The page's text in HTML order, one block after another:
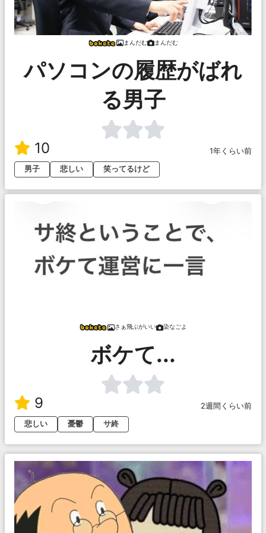
まんだむ まんだむ
パソコンの履歴がばれ
る男子
10
1年くらい前
男子
悲しい 笑ってるけど
さぁ飛ぶがいい 染なごよ
ボケて...
9
2週間くらい前
悲しい
憂鬱 サ終